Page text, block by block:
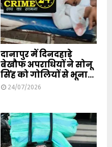
दानापुर में दिनदहाड़े
बेखौफ अपराधियों ने सोनू
सिंह को गोलियों से भूना...
24/07/2026